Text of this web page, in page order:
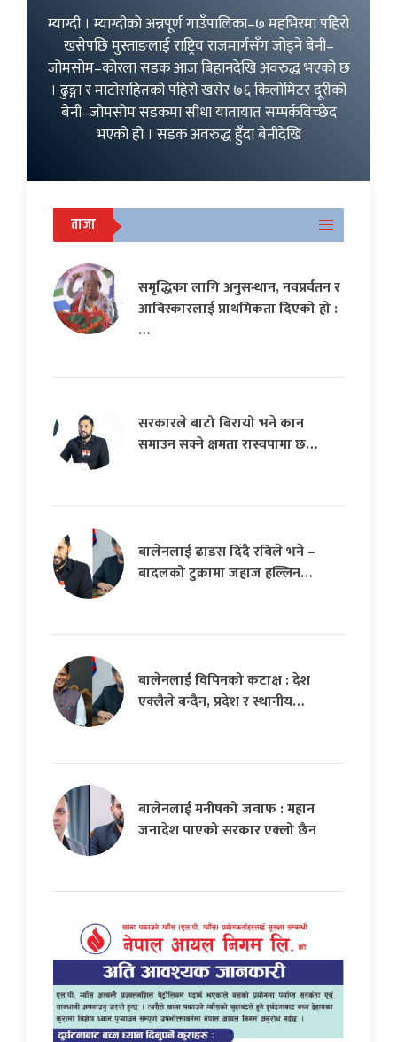
म्याग्दी । म्याग्दीको अन्नपूर्ण गाउँपालिका–७ महभिरमा पहिरो
खसेपछि मुस्ताङलाई राष्ट्रिय राजमार्गसँग जोड्ने बेनी–
जोमसोम–कोरला सडक आज बिहानदेखि अवरुद्ध भएको छ
। ढुङ्गा र माटोसहितको पहिरो खसेर ७६ किलोमिटर दूरीको
बेनी–जोमसोम सडकमा सीधा यातायात सम्पर्कविच्छेद
भएको हो । सडक अवरुद्ध हुँदा बेनीदेखि
ताजा
समृद्धिका लागि अनुसन्धान, नवप्रर्वतन र
आविस्कारलाई प्राथमिकता दिएको हो :
…
सरकारले बाटो बिरायो भने कान
समाउन सक्ने क्षमता रास्वपामा छ…
बालेनलाई ढाडस दिँदै रविले भने –
बादलको टुक्रामा जहाज हल्लिन…
बालेनलाई विपिनको कटाक्ष : देश
एक्लैले बन्दैन, प्रदेश र स्थानीय…
बालेनलाई मनीषको जवाफ : महान
जनादेश पाएको सरकार एक्लो छैन